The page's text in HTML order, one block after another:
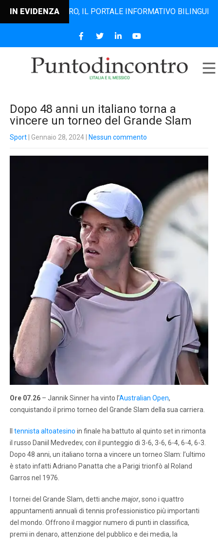
IN EVIDENZA IL PORTALE INFORMATIVO BILINGUE CHE
Dopo 48 anni un italiano torna a
vincere un torneo del Grande Slam
Sport | Gennaio 28, 2024 Nessun commento
Ore 07.26 – Jannik Sinner ha vinto l’Australian Open,
conquistando il primo torneo del Grande Slam della sua carriera.
tennista altoatesino in finale ha battuto al quinto set in rimonta
il russo Daniil Medvedev, con il punteggio di 3-6, 3-6, 6-4, 6-4, 6-3.
Dopo 48 anni, un italiano torna a vincere un torneo Slam: l’ultimo
è stato infatti Adriano Panatta che a Parigi trionfò al Roland
Garros nel 1976.
I tornei del Grande Slam, detti anche major, sono i quattro
appuntamenti annuali di tennis professionistico più importanti
del mondo. Offrono il maggior numero di punti in classifica,
premi in denaro, attenzione del pubblico e dei media, la